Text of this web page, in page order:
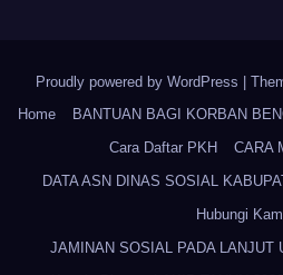
Proudly powered by WordPress
Home
BANTUAN BAGI KORBAN
Cara Daftar PKH
CARA
DATA ASN DINAS SOSIAL
Hubungi
JAMINAN SOSIAL PADA LANJUT